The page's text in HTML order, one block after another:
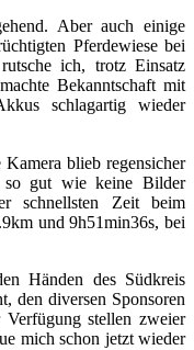
Aber auch einige
Pferdewiese bei
ich, trotz Einsatz
Bekanntschaft mit
schlagartig wieder
blieb regensicher
so gut wie keine Bilder
schnellsten Zeit beim
und 9h51min36s, bei
Händen des Südkreis
den diversen Sponsoren
stellen zweier
mich schon jetzt wieder